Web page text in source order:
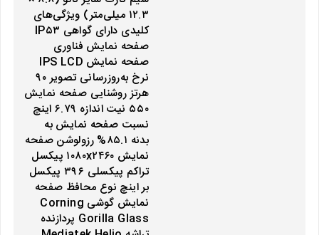
۱۲.۳ میلی‌متر) ویژگی‌های
کلیدی دارای گواهی IP۵۳
صفحه نمایش فناوری
صفحه‌ نمایش IPS LCD
نرخ به‌روزرسانی تصویر ۹۰
هرتز روشنایی صفحه نمایش
۵۵۰ نیت اندازه ۶.۷۹ اینچ
نسبت صفحه‌ نمایش به
بدنه ۸۵.۱% رزولوشن صفحه
نمایش ۱۰۸۰x۲۴۶۰ پیکسل
تراکم پیکسلی ۳۹۶ پیکسل
بر اینچ نوع محافظ صفحه
نمایش گوشی Corning
Gorilla Glass پردازنده